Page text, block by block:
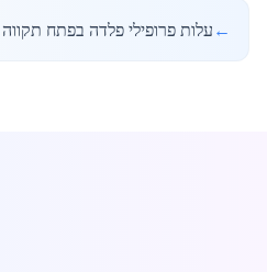
← עלות פרופילי פלדה בפתח תקווה